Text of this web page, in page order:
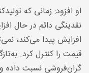
او افزود: زمانی که
نقدینگی دائم در حال
افزایش پیدا می‌کند،
قیمت را کنترل کرد.
گران‌فروشی نسبت داده و